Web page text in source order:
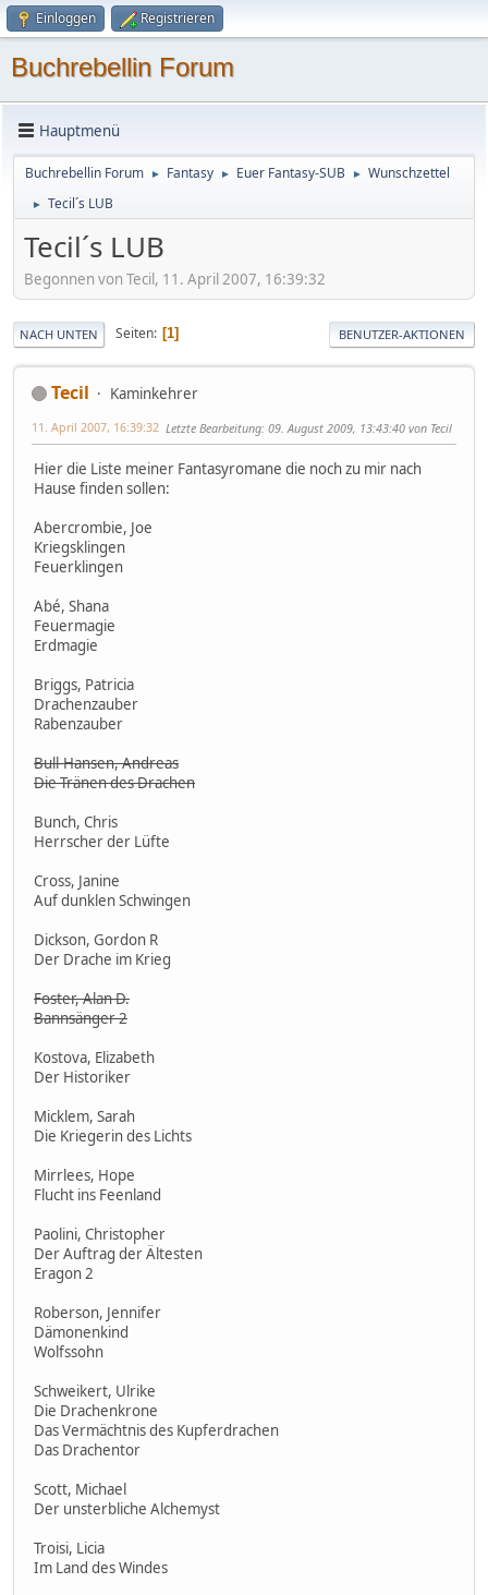
Einloggen Registrieren
Buchrebellin Forum
Hauptmenü
Buchrebellin Forum ► Fantasy ► Euer Fantasy-SUB ► Wunschzettel
► Tecil´s LUB
Tecil´s LUB
Begonnen von Tecil, 11. April 2007, 16:39:32
NACH UNTEN Seiten 1 BENUTZER-AKTIONEN
Tecil Kaminkehrer
11. April 2007, 16:39:32 Letzte Bearbeitung: 09. August 2009, 13:43:40 von Tecil
Hier die Liste meiner Fantasyromane die noch zu mir nach
Hause finden sollen:
Abercrombie, Joe
Kriegsklingen
Feuerklingen
Abé, Shana
Feuermagie
Erdmagie
Briggs, Patricia
Drachenzauber
Rabenzauber
Bull-Hansen, Andreas
Die Tränen des Drachen
Bunch, Chris
Herrscher der Lüfte
Cross, Janine
Auf dunklen Schwingen
Dickson, Gordon R
Der Drache im Krieg
Foster, Alan D.
Bannsänger 2
Kostova, Elizabeth
Der Historiker
Micklem, Sarah
Die Kriegerin des Lichts
Mirrlees, Hope
Flucht ins Feenland
Paolini, Christopher
Der Auftrag der Ältesten
Eragon 2
Roberson, Jennifer
Dämonenkind
Wolfssohn
Schweikert, Ulrike
Die Drachenkrone
Das Vermächtnis des Kupferdrachen
Das Drachentor
Scott, Michael
Der unsterbliche Alchemyst
Troisi, Licia
Im Land des Windes